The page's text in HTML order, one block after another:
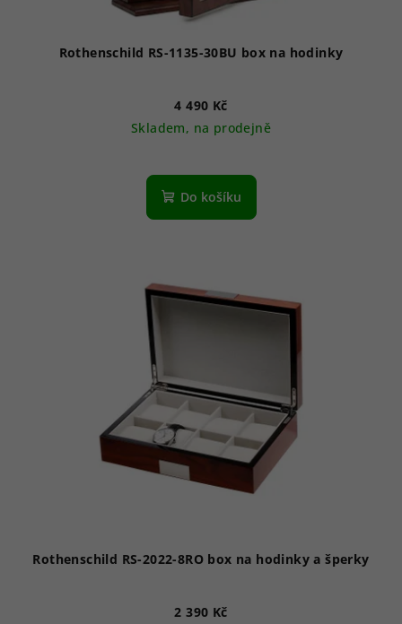
Rothenschild RS-1135-30BU box na hodinky
4 490 Kč
Skladem, na prodejně
Do košíku
Rothenschild RS-2022-8RO box na hodinky a šperky
2 390 Kč